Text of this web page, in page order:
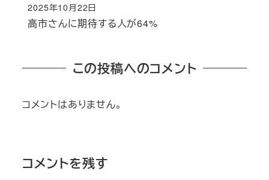
高市さんに期待する人が64%
投稿日
2025年10月22日
この投稿へのコメント
コメントはありません。
コメントを残す